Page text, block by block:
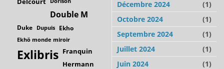
Double M
Duke Dupuis Ekho
Ekhö monde miroir
Exlibris Franquin
Hermann
Décembre 2024
(1)
Octobre 2024
(1)
Septembre 2024
(1)
Juillet 2024
(1)
Juin 2024
(1)